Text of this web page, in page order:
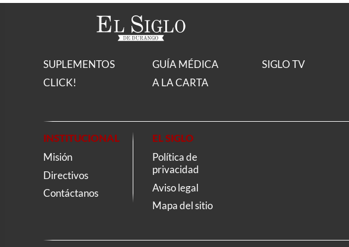
SUPLEMENTOS
CLICK!
GUÍA MÉDICA
A LA CARTA
SIGLO TV
INSTITUCIONAL
Misión
Directivos
Contáctanos
EL SIGLO
Política de
privacidad
Aviso legal
Mapa del sitio